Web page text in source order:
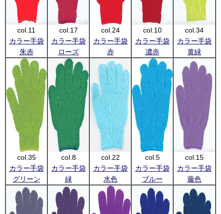
col.11
カラー手袋
朱赤
col.17
カラー手袋
ローズ
col.24
カラー手袋
赤
col.10
カラー手袋
濃赤
col.34
カラー手袋
黄緑
col.35
カラー手袋
グリーン
col.8
カラー手袋
緑
col.22
カラー手袋
水色
col.5
カラー手袋
ブルー
col.15
カラー手袋
藤色